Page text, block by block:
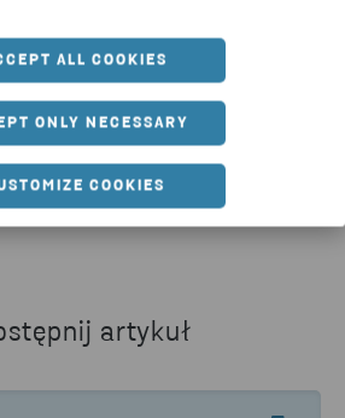
ALL COOKIES
ONLY NECESSARY
COOKIES
konkursu Stena Circular
Skontaktuj się z nami!
artykuł